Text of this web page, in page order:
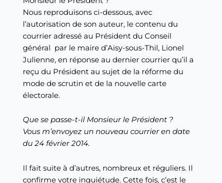
Nous reproduisons ci-dessous, avec
l’autorisation de son auteur, le contenu du
courrier adressé au Président du Conseil
général par le maire d’Aisy-sous-Thil, Lionel
Julienne, en réponse au dernier courrier qu’il a
reçu du Président au sujet de la réforme du
mode de scrutin et de la nouvelle carte
électorale.
Que se passe-t-il Monsieur le Président ?
Vous m’envoyez un nouveau courrier en date
du 24 février 2014.
Il fait suite à d’autres, nombreux et réguliers. Il
confirme votre inquiétude. Cette fois, c’est le